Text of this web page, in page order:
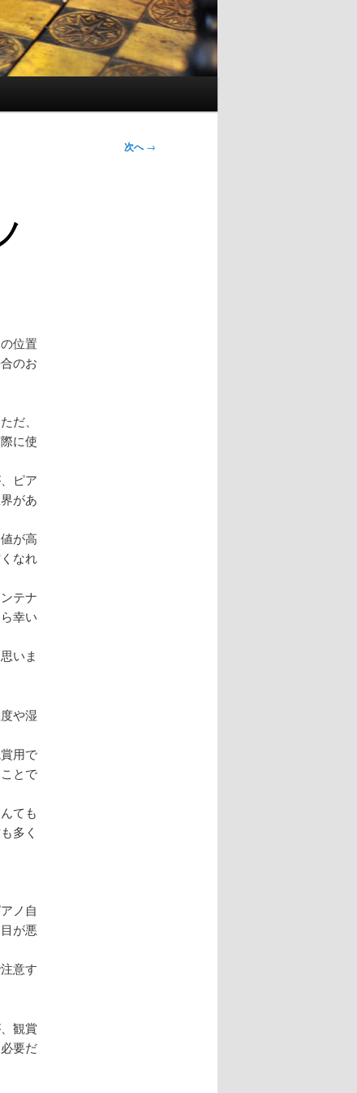
次へ→
位置
のお
だ、
に使
ピア
があ
が高
なれ
テナ
幸い
いま
や湿
用で
とで
ても
多く
ノ自
が悪
意す
観賞
要だ